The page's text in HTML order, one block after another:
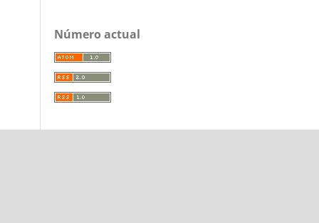
Número actual